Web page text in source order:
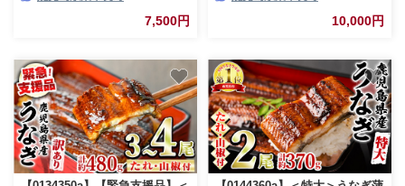
産 蒲焼 蒲焼き たれ 鹿児島 ふ
るさと お試し 【アクアおおす
7,500円
ナギ 鰻 国産 蒲焼 蒲焼き たれ
鹿児島 ふるさと【アクアおおす
10,000円